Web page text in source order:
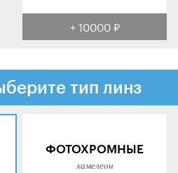
+ 10000 ₽
тип линз
ФОТОХРОМНЫЕ
хамелеон